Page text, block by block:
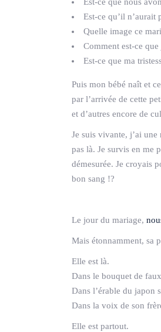
Est-ce qu’il n’aurait
Quelle image ce
Comment est-ce
Est-ce que ma
Puis mon bébé naît et
par l’arrivée de cette
et d’autres encore de
Je suis vivante, j’ai
pas là. Je survis en me
démesurée. Je croyais
bon sang !?
Le jour du mariage,
Mais étonnamment, sa
Elle est là.
Dans le bouquet de
Dans l’érable du japon
Dans la voix de son
Elle est partout.